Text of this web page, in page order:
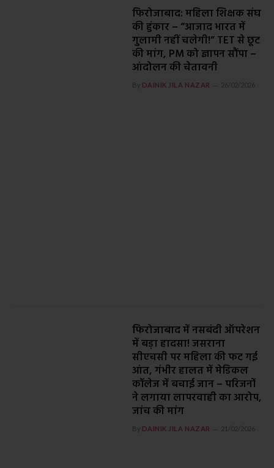
फिरोजाबाद: महिला शिक्षक संघ
की हुंकार – “आजाद भारत में
गुलामी नहीं चलेगी!” TET से छूट
की मांग, PM को ज्ञापन सौंपा –
आंदोलन की चेतावनी
By DAINIK JILA NAZAR 26/02/2026
फिरोजाबाद में नसबंदी ऑपरेशन
में बड़ा हादसा! जसराना
सीएचसी पर महिला की फट गई
आंत, गंभीर हालत में मेडिकल
कॉलेज में बचाई जान – परिजनों
ने लगाया लापरवाही का आरोप,
जांच की मांग
By DAINIK JILA NAZAR 21/02/2026